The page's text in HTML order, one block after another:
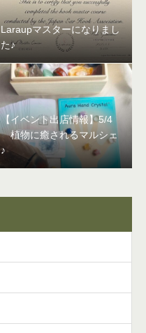
Laraupマスターになりまし
た♪
【イベント出店情報】5/4
植物に癒されるマルシェ
♪